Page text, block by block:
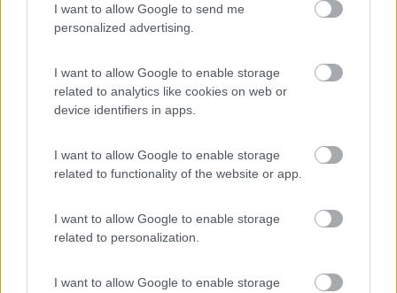
I want to allow Google to send me
personalized advertising.
I want to allow Google to enable storage
related to analytics like cookies on web or
device identifiers in apps.
I want to allow Google to enable storage
related to functionality of the website or app.
I want to allow Google to enable storage
related to personalization.
I want to allow Google to enable storage
di sicuro prossima occasione non fa
Modificato da salito il 18/08/2023 alle 09:19:11
3113
Inserito il18/08/2023 alle:09:52:49
In risposta al messaggio di salito 18/08/2023 09:15:31